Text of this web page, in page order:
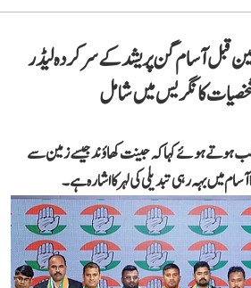
قبل آسام گن پریشد کے سرکردہ لیڈر
کانگریس میں شامل
ہوتے ہوئے کہا کہ جینت کھاؤند جیسے زمین سے
میں بہہ رہی تبدیلی کی لہر کا اشارہ ہے۔